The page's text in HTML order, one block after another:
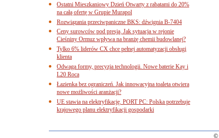
Ostatni Mieszkaniowy Dzień Otwarty z rabatami do 20%
na całą ofertę w Grupie Murapol
Rozwiązania przeciwpaniczne BKS: dźwignia B-7404
Ceny surowców pod presją. Jak sytuacja w rejonie
Cieśniny Ormuz wpływa na branżę chemii budowlanej?
Tylko 6% liderów CX chce pełnej automatyzacji obsługi
klienta
Odwaga formy, precyzja technologii. Nowe baterie Kay i
L20 Roca
Łazienka bez ograniczeń. Jak innowacyjna toaleta otwiera
nowe możliwości aranżacji?
UE stawia na elektryfikację. PORT PC: Polska potrzebuje
krajowego planu elektryfikacji gospodarki
©